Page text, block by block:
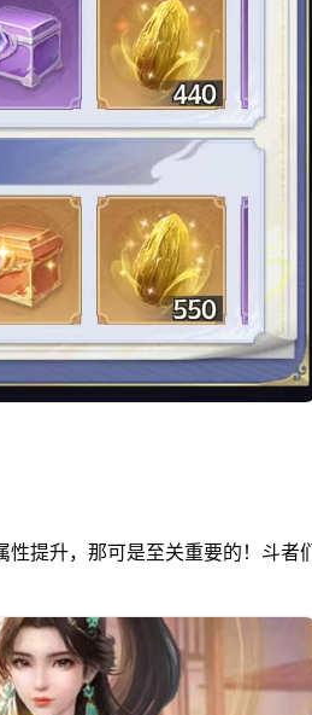
提升，那可是至关重要的！斗者们